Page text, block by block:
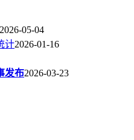
2026-05-04
计2026-01-16
发布2026-03-23